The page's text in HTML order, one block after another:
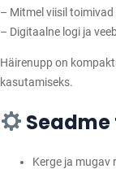
R
k
g
– Mitmel viisil toimivad
– Digitaalne logi ja
Häirenupp on
kasutamiseks.
Kerge ja mugav